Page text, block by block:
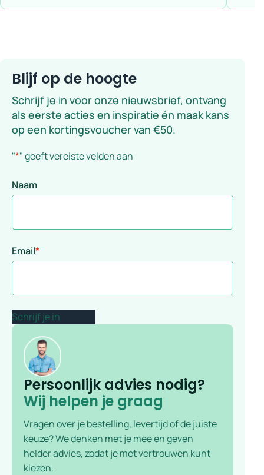
Blijf op de hoogte
Schrijf je in voor onze nieuwsbrief, ontvang
als eerste acties en inspiratie én maak kans
op een kortingsvoucher van €50.
"*" geeft vereiste velden aan
Naam
Email*
Persoonlijk advies nodig?
Wij helpen je graag
Vragen over je bestelling, levertijd of de juiste
keuze? We denken met je mee en geven
helder advies, zodat je met vertrouwen kunt
kiezen.